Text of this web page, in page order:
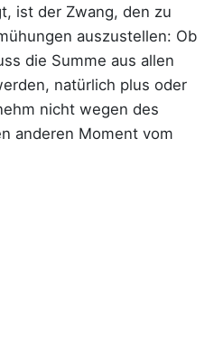
ist der Zwang, den zu
auszustellen: Ob
die Summe aus allen
natürlich plus oder
nicht wegen des
anderen Moment vom